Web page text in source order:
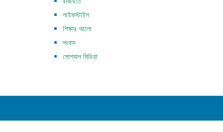
লাইফস্টাইল
শিক্ষার আলো
সংবাদ
সোশ্যাল মিডিয়া